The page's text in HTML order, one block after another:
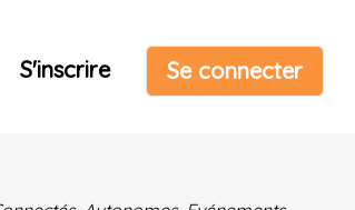
S'inscrire Se connecter